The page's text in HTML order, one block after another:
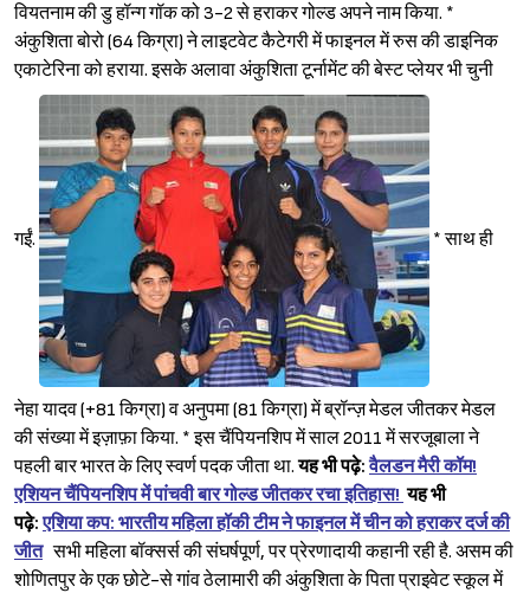
वियतनाम की डु हॉन्ग गॉक को 3-2 से हराकर गोल्ड अपने नाम किया. *
अंकुशिता बोरो (64 किग्रा) ने लाइटवेट कैटेगरी में फाइनल में रुस की डाइनिक
एकाटेरिना को हराया. इसके अलावा अंकुशिता टूर्नामेंट की बेस्ट प्लेयर भी चुनी
गईं. * साथ ही
नेहा यादव (+81 किग्रा) व अनुपमा (81 किग्रा) में ब्रॉन्ज़ मेडल जीतकर मेडल
की संख्या में इज़ाफ़ा किया. * इस चैंपियनशिप में साल 2011 में सरजूबाला ने
पहली बार भारत के लिए स्वर्ण पदक जीता था.यह भी पढ़े:वैलडन मैरी कॉम!
एशियन चैंपियनशिप में पांचवी बार गोल्ड जीतकर रचा इतिहास! यह भी
पढ़े:एशिया कप: भारतीय महिला हॉकी टीम ने फाइनल में चीन को हराकर दर्ज की
जीतसभी महिला बॉक्सर्स की संघर्षपूर्ण, पर प्रेरणादायी कहानी रही है. असम की
शोणितपुर के एक छोटे-से गांव ठेलामारी की अंकुशिता के पिता प्राइवेट स्कूल में